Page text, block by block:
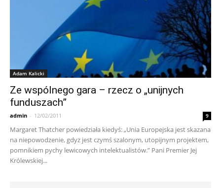
Adam Kalicki
Ze wspólnego gara – rzecz o „unijnych
funduszach”
admin - 12/02/2011 9
Margaret Thatcher powiedziała kiedyś: „Unia Europejska jest skazana
na niepowodzenie, gdyż jest czymś szalonym, utopijnym projektem,
pomnikiem pychy lewicowych intelektualistów.” Pani Premier Jej
Królewskiej...